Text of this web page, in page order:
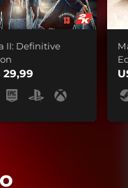
II: Definitive
29,99